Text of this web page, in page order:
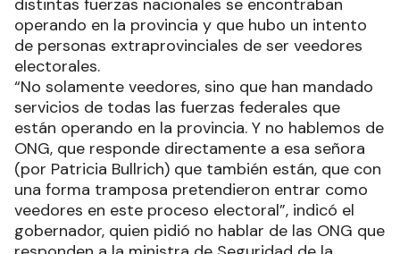
distintas fuerzas nacionales se encontraban
operando en la provincia y que hubo un intento
de personas extraprovinciales de ser veedores
electorales.
“No solamente veedores, sino que han mandado
servicios de todas las fuerzas federales que
están operando en la provincia. Y no hablemos de
ONG, que responde directamente a esa señora
(por Patricia Bullrich) que también están, que con
una forma tramposa pretendieron entrar como
veedores en este proceso electoral”, indicó el
gobernador, quien pidió no hablar de las ONG que